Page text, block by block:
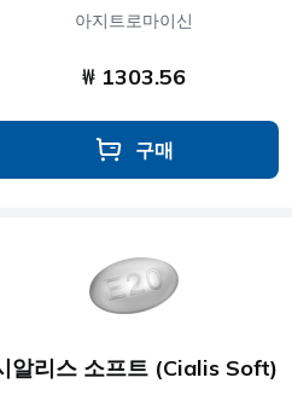
아지트로마이신
₩ 1303.56
구매
알리스 소프트 (Cialis Soft)